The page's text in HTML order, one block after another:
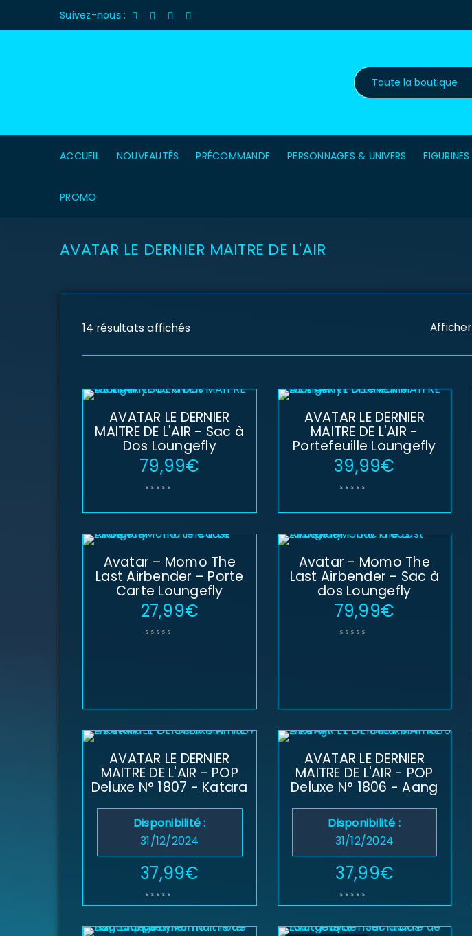
Mot de passe*
SE CONNECTER
MOT DE PASSE PERDU ?
Suivez-nous :
ACCUEIL NOUVEAUTÉS PRÉCOMMANDE PERSONNAGES & UNIVERS FIGURINES
PROMO
AVATAR LE DERNIER MAITRE DE L'AIR
14 résultats affichés Afficher
AVATAR LE DERNIER
MAITRE DE L'AIR - Sac à
Dos Loungefly
79,99€
AVATAR LE DERNIER
MAITRE DE L'AIR -
Portefeuille Loungefly
39,99€
Avatar – Momo The
Last Airbender – Porte
Carte Loungefly
27,99€
Avatar - Momo The
Last Airbender - Sac à
dos Loungefly
79,99€
AVATAR LE DERNIER
MAITRE DE L'AIR - POP
Deluxe N° 1807 - Katara
Disponibilité :
31/12/2024
37,99€
AVATAR LE DERNIER
MAITRE DE L'AIR - POP
Deluxe N° 1806 - Aang
Disponibilité :
31/12/2024
37,99€